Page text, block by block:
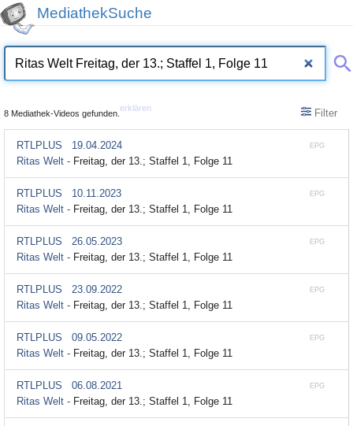
MediathekSuche
8 Mediathek-Videos gefunden.
erklären Filter
EPG
RTLPLUS
19.04.2024
Ritas Welt - Freitag, der 13.; Staffel 1, Folge 11
EPG
RTLPLUS
10.11.2023
Ritas Welt - Freitag, der 13.; Staffel 1, Folge 11
EPG
RTLPLUS
26.05.2023
Ritas Welt - Freitag, der 13.; Staffel 1, Folge 11
EPG
RTLPLUS
23.09.2022
Ritas Welt - Freitag, der 13.; Staffel 1, Folge 11
EPG
RTLPLUS
09.05.2022
Ritas Welt - Freitag, der 13.; Staffel 1, Folge 11
EPG
RTLPLUS
06.08.2021
Ritas Welt - Freitag, der 13.; Staffel 1, Folge 11